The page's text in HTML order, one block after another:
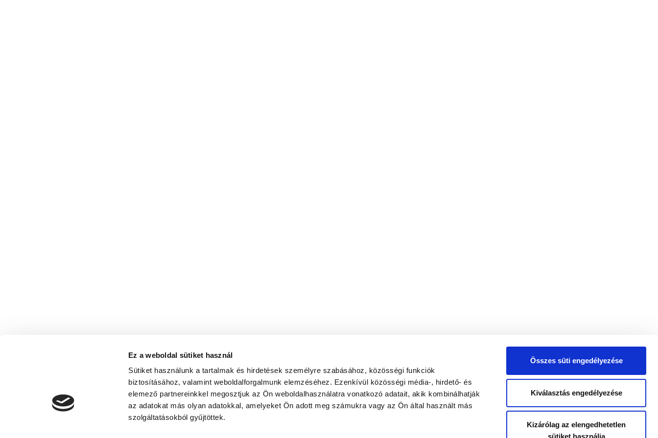
Ez a weboldal sütiket használ
Sütiket használunk a tartalmak és hirdetések személyre szabásához, közösségi funkciók
biztosításához, valamint weboldalforgalmunk elemzéséhez. Ezenkívül közösségi média-, hirdető- és
elemező partnereinkkel megosztjuk az Ön weboldalhasználatra vonatkozó adatait, akik kombinálhatják
az adatokat más olyan adatokkal, amelyeket Ön adott meg számukra vagy az Ön által használt más
szolgáltatásokból gyűjtöttek.
Összes süti engedélyezése
Kiválasztás engedélyezése
Kizárólag az elengedhetetlen
sütiket használja